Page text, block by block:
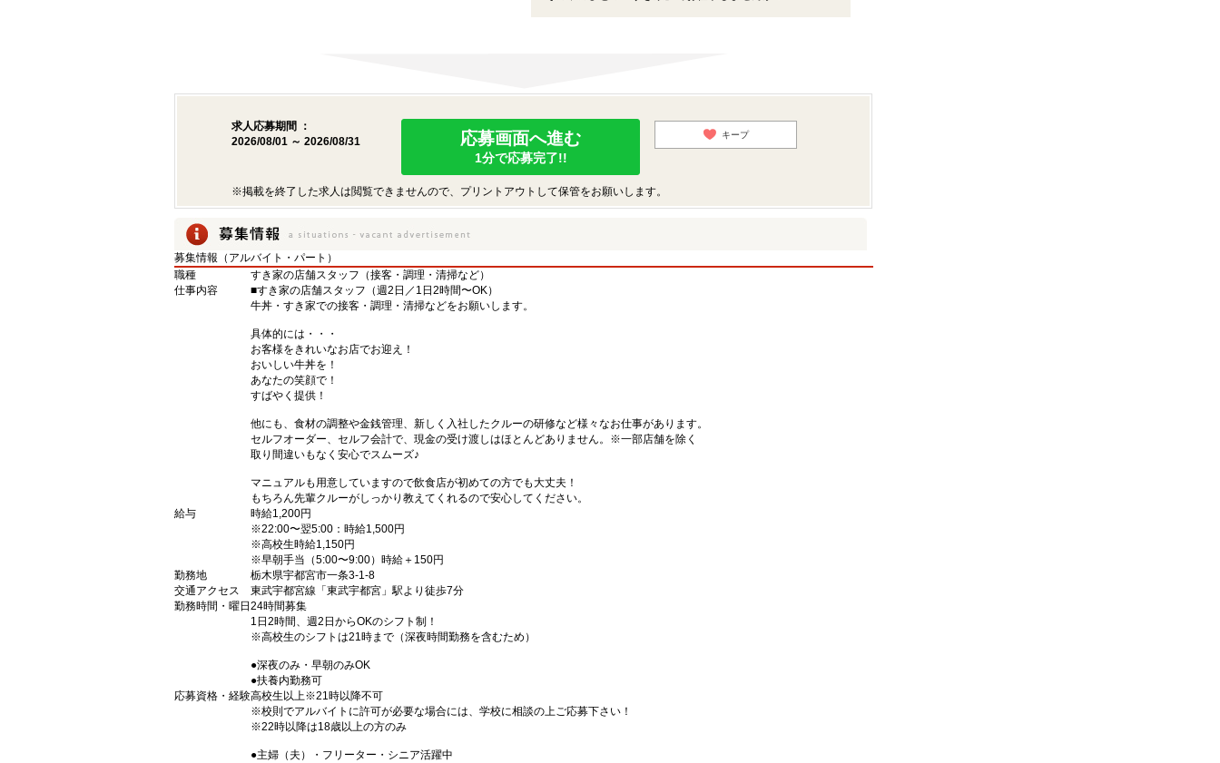
求人応募期間 ：
2026/08/01 ～ 2026/08/31
応募画面へ進む
1分で応募完了!!
キープ
※掲載を終了した求人は閲覧できませんので、プリントアウトして保管をお願いします。
募集情報（アルバイト・パート）
職種
すき家の店舗スタッフ（接客・調理・清掃など）
仕事内容
■すき家の店舗スタッフ（週2日／1日2時間〜OK）
牛丼・すき家での接客・調理・清掃などをお願いします。
具体的には・・・
お客様をきれいなお店でお迎え！
おいしい牛丼を！
あなたの笑顔で！
すばやく提供！
他にも、食材の調整や金銭管理、新しく入社したクルーの研修など様々なお仕事があります。
セルフオーダー、セルフ会計で、現金の受け渡しはほとんどありません。※一部店舗を除く
取り間違いもなく安心でスムーズ♪
マニュアルも用意していますので飲食店が初めての方でも大丈夫！
もちろん先輩クルーがしっかり教えてくれるので安心してください。
給与
時給1,200円
※22:00〜翌5:00：時給1,500円
※高校生時給1,150円
※早朝手当（5:00〜9:00）時給＋150円
勤務地
栃木県宇都宮市一条3-1-8
交通アクセス
東武宇都宮線「東武宇都宮」駅より徒歩7分
勤務時間・曜日 24時間募集
1日2時間、週2日からOKのシフト制！
※高校生のシフトは21時まで（深夜時間勤務を含むため）
●深夜のみ・早朝のみOK
●扶養内勤務可
応募資格・経験高校生以上※21時以降不可
※校則でアルバイトに許可が必要な場合には、学校に相談の上ご応募下さい！
※22時以降は18歳以上の方のみ
●主婦（夫）・フリーター・シニア活躍中